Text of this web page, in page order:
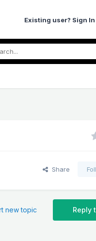
Existing user? Sign In
Share
Reply
new topic